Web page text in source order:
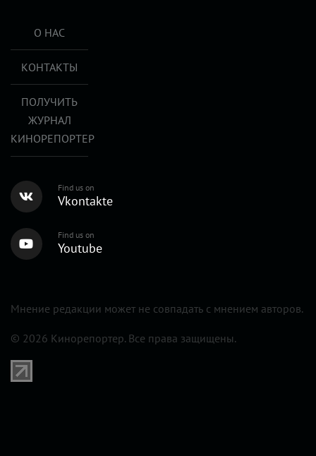
О НАС
КОНТАКТЫ
ПОЛУЧИТЬ
ЖУРНАЛ
КИНОРЕПОРТЕР
Find us on
Vkontakte
Find us on
Youtube
Мнение редакции может не совпадать с мнением авторов.
© 2026 Кинорепортер. Все права защищены.